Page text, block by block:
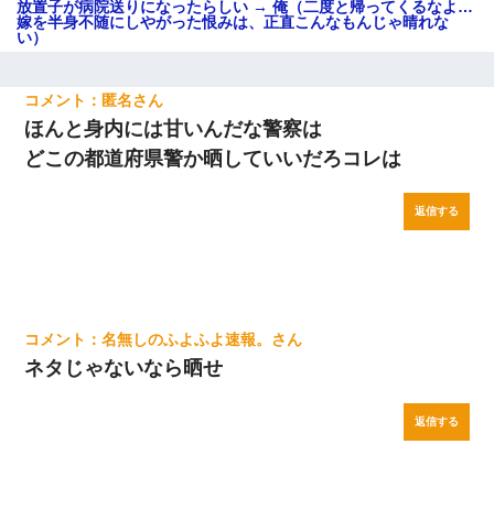
感がヤバイ・・・
反論をしてみた
【ワロタ】姉から「肉食系14才、乳丸出し、毛はうっすら生えか
け」というタイトルで画像が送られてきた
の親会社の経営者の息子さんだったので、父も喜んで私の写真を
放置子が病院送りになったらしい → 俺（二度と帰ってくるなよ…
嫁を半身不随にしやがった恨みは、正直こんなもんじゃ晴れな
い）
匿名
ほんと身内には甘いんだな警察は
どこの都道府県警か晒していいだろコレは
返信する
名無しのふよふよ速報。
ネタじゃないなら晒せ
返信する